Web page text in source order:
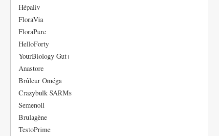
Hépaliv
FloraVia
FloraPure
HelloForty
YourBiology Gut+
Anastore
Brûleur Oméga
Crazybulk SARMs
Semenoll
Brulagène
TestoPrime